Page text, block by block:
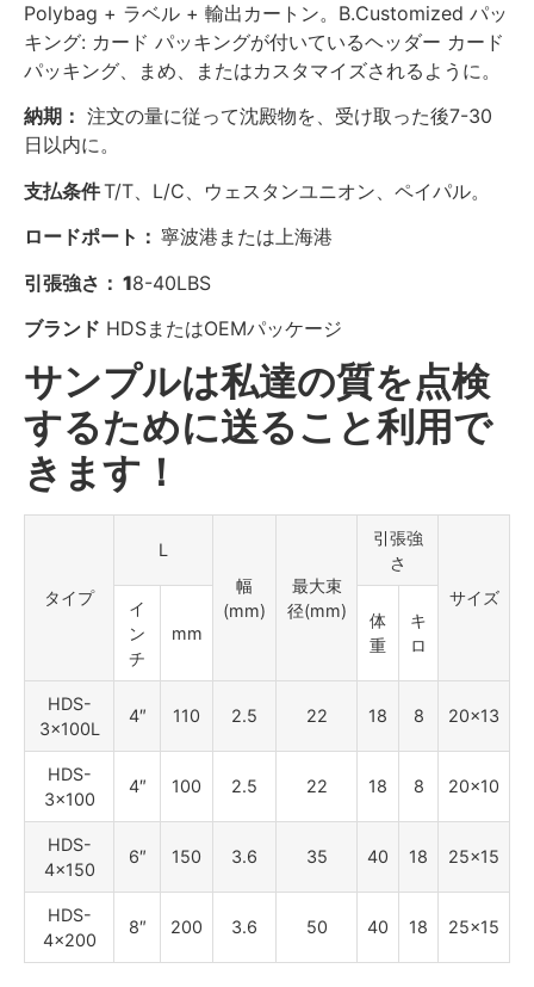
Polybag + ラベル + 輸出カートン。B.Customized パッ
キング: カード パッキングが付いているヘッダー カード
パッキング、まめ、またはカスタマイズされるように。
納期： 注文の量に従って沈殿物を、受け取った後7-30
日以内に。
支払条件T/T、L/C、ウェスタンユニオン、ペイパル。
ロードポート： 寧波港または上海港
引張強さ： 18-40LBS
ブランド HDSまたはOEMパッケージ
サンプルは私達の質を点検
するために送ること利用で
きます！
タイプ
L
幅
(mm)
最大束
径(mm)
引張強
さ
サイズ
イ
ン
チ
mm
体
重
キ
ロ
HDS-
3×100L
4″ 110 2.5 22 18 8 20×13
HDS-
3×100
4″ 100 2.5 22 18 8 20×10
HDS-
4×150
6″ 150 3.6 35 40 18 25×15
HDS-
4×200
8″ 200 3.6 50 40 18 25×15